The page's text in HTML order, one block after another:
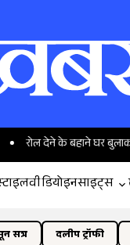
के बहाने घर बुलाकर रेप करने
वीडियोइनसाइट्स
सत्र दलीप ट्रॉफी